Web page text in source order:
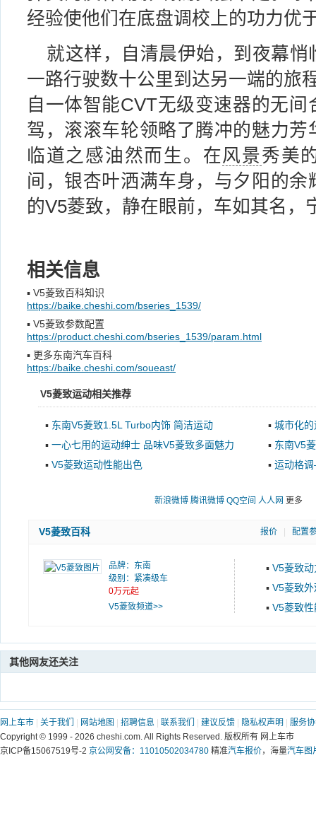
经验使他们在底盘调校上的功力优
就这样，自清晨伊始，到夜幕
一路行驶数十公里到达另一端的旅
自一体智能CVT无级变速器的无
驾，滚滚车轮领略了腾冲的魅力
临道之感油然而生。在风景秀美
间，银杏叶洒满车身，与夕阳的
的V5菱致，静在眼前，车如其名，
相关信息
▪ V5菱致百科知识
https://baike.cheshi.com/bseries_1539/
▪ V5菱致参数配置
https://product.cheshi.com/bseries_1539/param.html
▪ 更多东南汽车百科
https://baike.cheshi.com/soueast/
V5菱致运动相关推荐
▪ 东南V5菱致1.5L Turbo内饰 简洁运动 ▪ 城市化
▪ 一心七用的运动绅士 品味V5菱致多面魅力 ▪ 东南V5
▪ V5菱致运动性能出色 ▪ 运动格
新浪微博 腾讯微博 QQ空间 人人网 更多
报价 配置
V5菱致百科
品牌： 东南
级别：紧凑级车
0万元起
V5菱致频道>>
▪ V5菱致动
▪ V5菱致外
▪ V5菱致性
其他网友还关注
网上车市 关于我们 网站地图 招聘信息 联系我们 建议反馈 隐私权声明
服务
Copyright © 1999 - 2026 cheshi.com. All Rights Reserved. 版权所有 网上车市
京ICP备15067519号-2 京公网安备：11010502034780 精准汽车报价，海量汽车图